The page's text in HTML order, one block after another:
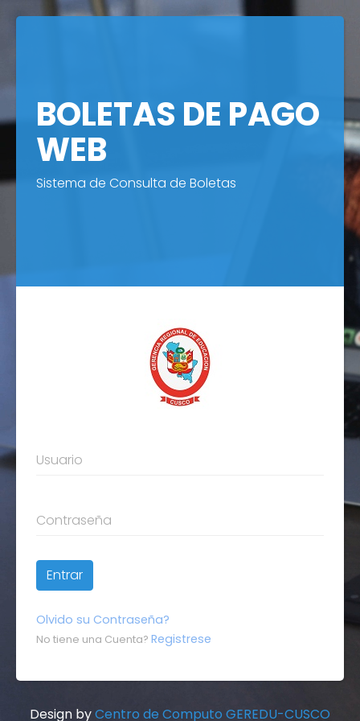
BOLETAS DE PAGO
WEB
Sistema de Consulta de Boletas
Usuario
Contraseña
Olvido su Contraseña?
No tiene una Cuenta? Registrese
Design byCentro de Computo GEREDU-CUSCO